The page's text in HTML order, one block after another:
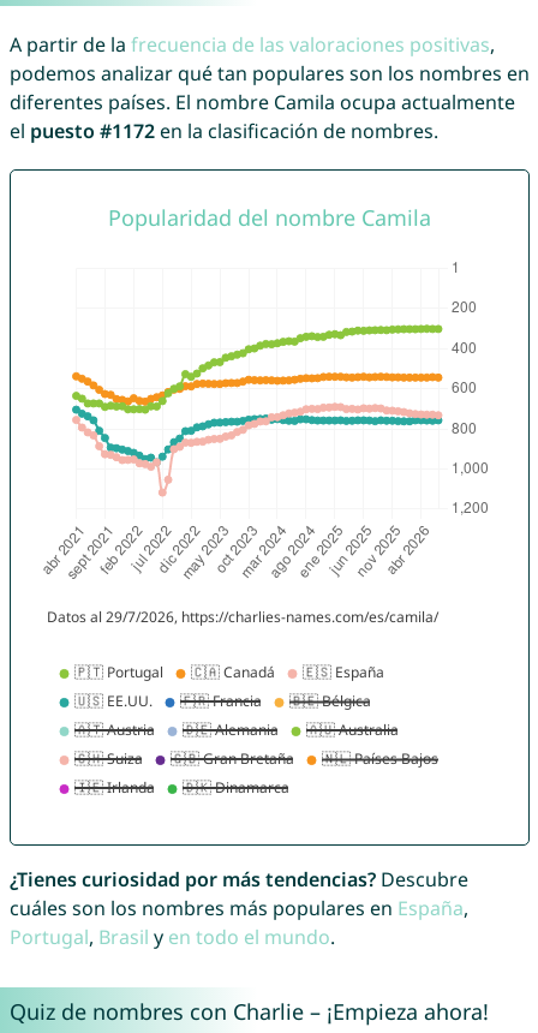
A partir de la frecuencia de las valoraciones positivas,
podemos analizar qué tan populares son los nombres en
diferentes países. El nombre Camila ocupa actualmente
el puesto #1172en la clasificación de nombres.
¿Tienes curiosidad por más tendencias?Descubre
cuáles son los nombres más populares en España,
Portugal, Brasil y en todo el mundo.
Quiz de nombres con Charlie – ¡Empieza ahora!